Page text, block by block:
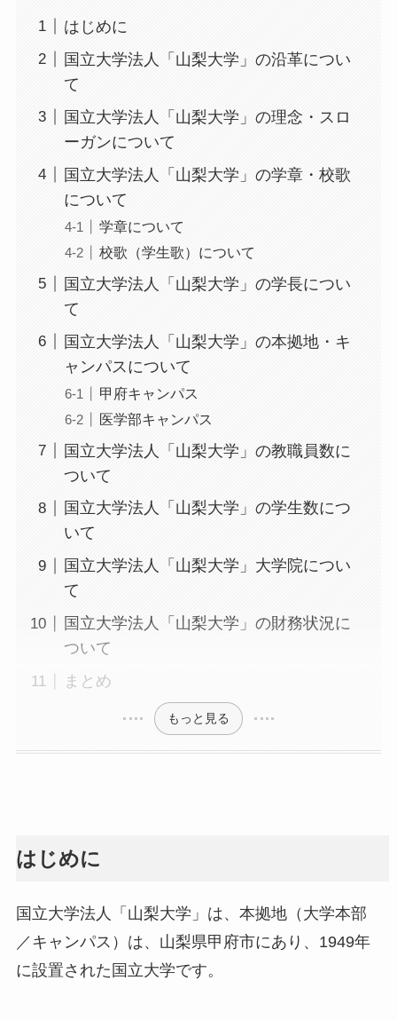
はじめに
国立大学法人「山梨大学」の沿革につい
て
国立大学法人「山梨大学」の理念・スロ
ーガンについて
国立大学法人「山梨大学」の学章・校歌
について
学章について
校歌（学生歌）について
国立大学法人「山梨大学」の学長につい
て
国立大学法人「山梨大学」の本拠地・キ
ャンパスについて
甲府キャンパス
医学部キャンパス
国立大学法人「山梨大学」の教職員数に
ついて
国立大学法人「山梨大学」の学生数につ
いて
国立大学法人「山梨大学」大学院につい
て
国立大学法人「山梨大学」の財務状況に
ついて
まとめ
もっと見る
はじめに
国立大学法人「山梨大学」は、本拠地（大学本部
／キャンパス）は、山梨県甲府市にあり、1949年
に設置された国立大学です。